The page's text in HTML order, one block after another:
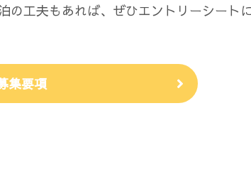
工夫もあれば、ぜひエントリーシート
集要項